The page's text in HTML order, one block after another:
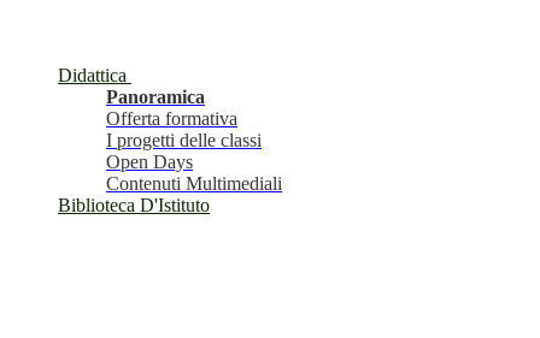
Didattica
Panoramica
Offerta formativa
I progetti delle classi
Open Days
Contenuti Multimediali
Biblioteca D'Istituto